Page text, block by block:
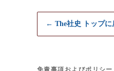
← The社史 トップに
免責事項およびポリシー